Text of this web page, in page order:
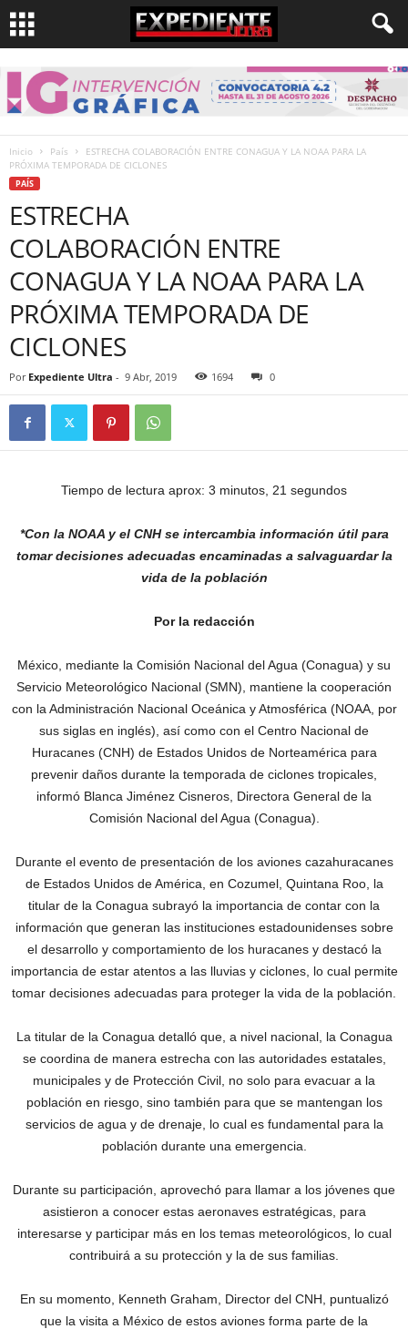
Inicio País
ESTRECHA COLABORACIÓN ENTRE CONAGUA Y LA NOAA PARA LA
PRÓXIMA TEMPORADA DE CICLONES
PAÍS
ESTRECHA
COLABORACIÓN ENTRE
CONAGUA Y LA NOAA PARA LA
PRÓXIMA TEMPORADA DE
CICLONES
Por Expediente Ultra - 9 Abr, 2019 1694 0
Tiempo de lectura aprox: 3 minutos, 21 segundos
*Con la NOAA y el CNH se intercambia información útil para
tomar decisiones adecuadas encaminadas a salvaguardar la
vida de la población
Por la redacción
México, mediante la Comisión Nacional del Agua (Conagua) y su
Servicio Meteorológico Nacional (SMN), mantiene la cooperación
con la Administración Nacional Oceánica y Atmosférica (NOAA, por
sus siglas en inglés), así como con el Centro Nacional de
Huracanes (CNH) de Estados Unidos de Norteamérica para
prevenir daños durante la temporada de ciclones tropicales,
informó Blanca Jiménez Cisneros, Directora General de la
Comisión Nacional del Agua (Conagua).
Durante el evento de presentación de los aviones cazahuracanes
de Estados Unidos de América, en Cozumel, Quintana Roo, la
titular de la Conagua subrayó la importancia de contar con la
información que generan las instituciones estadounidenses sobre
el desarrollo y comportamiento de los huracanes y destacó la
importancia de estar atentos a las lluvias y ciclones, lo cual permite
tomar decisiones adecuadas para proteger la vida de la población.
La titular de la Conagua detalló que, a nivel nacional, la Conagua
se coordina de manera estrecha con las autoridades estatales,
municipales y de Protección Civil, no solo para evacuar a la
población en riesgo, sino también para que se mantengan los
servicios de agua y de drenaje, lo cual es fundamental para la
población durante una emergencia.
Durante su participación, aprovechó para llamar a los jóvenes que
asistieron a conocer estas aeronaves estratégicas, para
interesarse y participar más en los temas meteorológicos, lo cual
contribuirá a su protección y la de sus familias.
En su momento, Kenneth Graham, Director del CNH, puntualizó
que la visita a México de estos aviones forma parte de la